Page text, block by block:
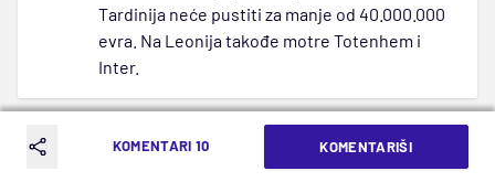
Tardinija neće pustiti za manje od 40.000.000
evra. Na Leonija takođe motre Totenhem i
Inter.
ion:flame-
Update: Grinvud
Iz Engleske stiže glas da će Marselj, ukoliko
KOMENTARI 10 KOMENTARIŠI